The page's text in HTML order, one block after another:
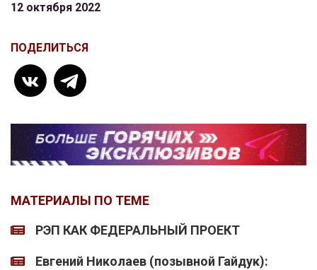
12 октября 2022
ПОДЕЛИТЬСЯ
МАТЕРИАЛЫ ПО ТЕМЕ
РЭП КАК ФЕДЕРАЛЬНЫЙ ПРОЕКТ
Евгений Николаев (позывной Гайдук):